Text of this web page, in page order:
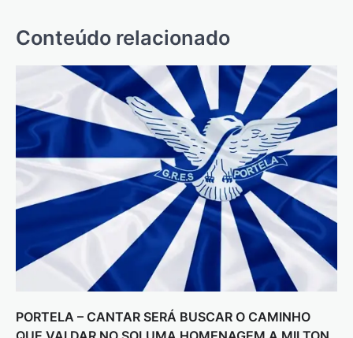
Conteúdo relacionado
PORTELA – CANTAR SERÁ BUSCAR O CAMINHO